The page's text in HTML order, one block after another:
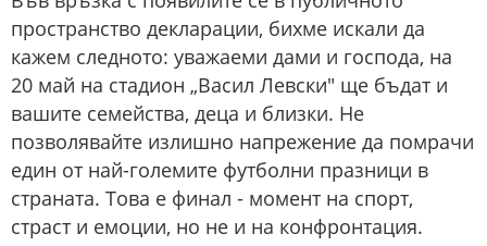
пространство декларации, бихме искали да
кажем следното: уважаеми дами и господа, на
20 май на стадион „Васил Левски" ще бъдат и
вашите семейства, деца и близки. Не
позволявайте излишно напрежение да помрачи
един от най-големите футболни празници в
страната. Това е финал - момент на спорт,
страст и емоции, но не и на конфронтация.